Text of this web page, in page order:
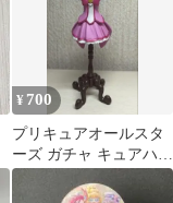
¥ 700
プリキュアオールスタ
ーズ ガチャ キュアハッ
ピー